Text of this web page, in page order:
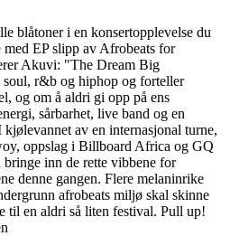
blåtoner i en konsertopplevelse du
EP slipp av Afrobeats for
Akuvi: "The Dream Big
r&b og hiphop og forteller
og om å aldri gi opp på ens
sårbarhet, live band og en
av en internasjonal turne,
oppslag i Billboard Africa og GQ
inn de rette vibbene for
denne gangen. Flere melaninrike
afrobeats miljø skal skinne
til en aldri så liten festival. Pull up!